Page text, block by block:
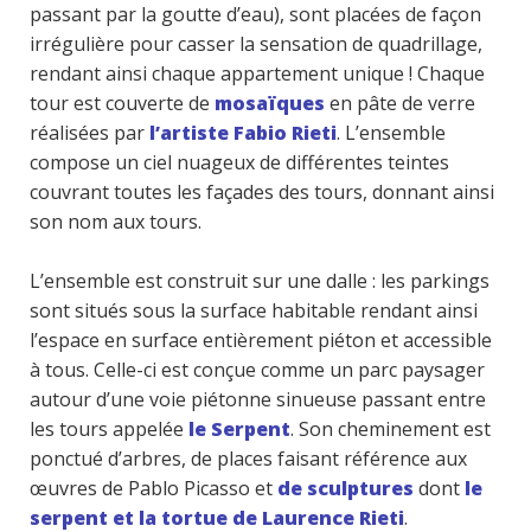
passant par la goutte d’eau), sont placées de façon
irrégulière pour casser la sensation de quadrillage,
rendant ainsi chaque appartement unique ! Chaque
tour est couverte de mosaïques en pâte de verre
réalisées par l’artiste Fabio Rieti. L’ensemble
compose un ciel nuageux de différentes teintes
couvrant toutes les façades des tours, donnant ainsi
son nom aux tours.
L’ensemble est construit sur une dalle : les parkings
sont situés sous la surface habitable rendant ainsi
l’espace en surface entièrement piéton et accessible
à tous. Celle-ci est conçue comme un parc paysager
autour d’une voie piétonne sinueuse passant entre
les tours appelée le Serpent. Son cheminement est
ponctué d’arbres, de places faisant référence aux
œuvres de Pablo Picasso et de sculptures dont le
serpent et la tortue de Laurence Rieti.